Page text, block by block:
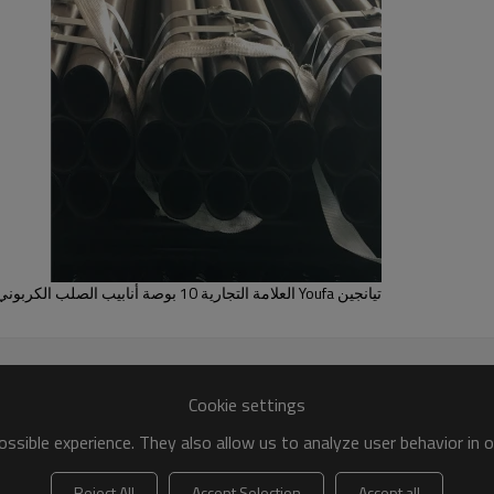
التي معاعلى جودة قدرة العرض قوية
الصلب الملحومة الكربون
كانت تصدير أكثر من 100 دولة ، يمكن أن تكون الأنابيبحسب تيانجين Youfa العلامة التجارية 10 بوصة أنابيب الصلب الكربوني الجدول 40
Cookie settings
experience. They also allow us to analyze user behavior